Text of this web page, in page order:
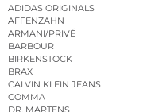
ADIDAS ORIGINALS
AFFENZAHN
ARMANI/PRIVÉ
BARBOUR
BIRKENSTOCK
BRAX
CALVIN KLEIN JEANS
COMMA
DR. MARTENS